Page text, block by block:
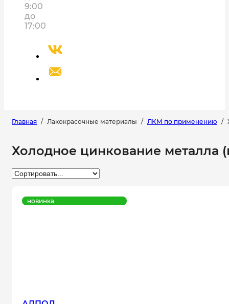
9:00
до
17:00
Главная / Лакокрасочные материалы / ЛКМ по применению /
Холодное цинкование металла
новинка